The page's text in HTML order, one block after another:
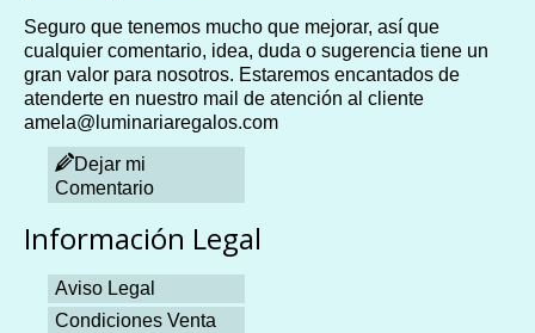
Seguro que tenemos mucho que mejorar, así que
cualquier comentario, idea, duda o sugerencia tiene un
gran valor para nosotros. Estaremos encantados de
atenderte en nuestro mail de atención al cliente
amela@luminariaregalos.com
Dejar mi
Comentario
Información Legal
Aviso Legal
Condiciones Venta